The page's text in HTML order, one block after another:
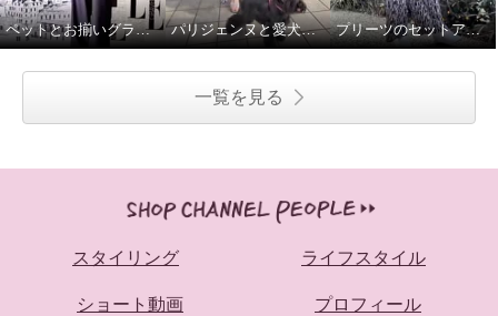
ペットとお揃いグラフィックTシャツ♪ パリジェンヌと愛犬のお散歩スタイル プリーツのセットアップで語学レッスンへ♪
一覧を見る
スタイリング ライフスタイル
ショート動画 プロフィール